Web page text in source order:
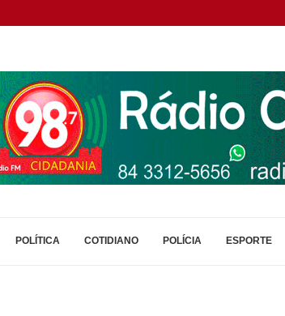
POLÍTICA COTIDIANO POLÍCIA ESPORTE